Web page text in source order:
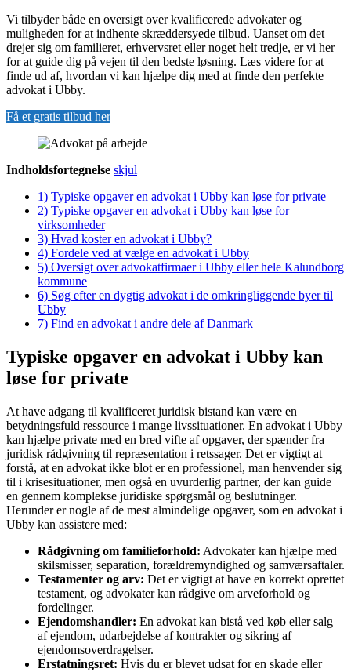
Vi tilbyder både en oversigt over kvalificerede advokater og
muligheden for at indhente skræddersyede tilbud. Uanset om det
drejer sig om familieret, erhvervsret eller noget helt tredje, er vi her
for at guide dig på vejen til den bedste løsning. Læs videre for at
finde ud af, hvordan vi kan hjælpe dig med at finde den perfekte
advokat i Ubby.
Få et gratis tilbud her
Indholdsfortegnelse skjul
1) Typiske opgaver en advokat i Ubby kan løse for private
2) Typiske opgaver en advokat i Ubby kan løse for
virksomheder
3) Hvad koster en advokat i Ubby?
4) Fordele ved at vælge en advokat i Ubby
5) Oversigt over advokatfirmaer i Ubby eller hele Kalundborg
kommune
6) Søg efter en dygtig advokat i de omkringliggende byer til
Ubby
7) Find en advokat i andre dele af Danmark
Typiske opgaver en advokat i Ubby kan
løse for private
At have adgang til kvalificeret juridisk bistand kan være en
betydningsfuld ressource i mange livssituationer. En advokat i Ubby
kan hjælpe private med en bred vifte af opgaver, der spænder fra
juridisk rådgivning til repræsentation i retssager. Det er vigtigt at
forstå, at en advokat ikke blot er en professionel, man henvender sig
til i krisesituationer, men også en uvurderlig partner, der kan guide
en gennem komplekse juridiske spørgsmål og beslutninger.
Herunder er nogle af de mest almindelige opgaver, som en advokat i
Ubby kan assistere med:
Rådgivning om familieforhold: Advokater kan hjælpe med
skilsmisser, separation, forældremyndighed og samværsaftaler.
Testamenter og arv: Det er vigtigt at have en korrekt oprettet
testament, og advokater kan rådgive om arveforhold og
fordelinger.
Ejendomshandler: En advokat kan bistå ved køb eller salg
af ejendom, udarbejdelse af kontrakter og sikring af
ejendomsoverdragelser.
Erstatningsret: Hvis du er blevet udsat for en skade eller